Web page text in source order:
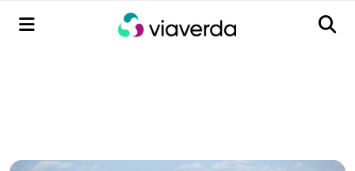
Menu Menu